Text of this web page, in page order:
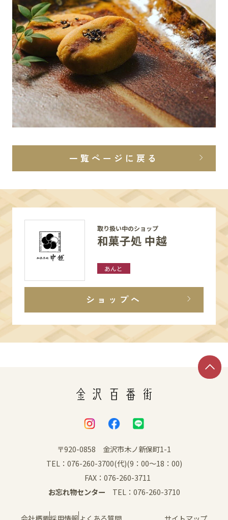
一覧ページに戻る
取り扱い中のショップ
和菓子処 中越
あんと
ショップへ
〒920-0858 金沢市木ノ新保町1-1
TEL：076-260-3700(代)(9：00～18：00)
FAX：076-260-3711
お忘れ物センター TEL：076-260-3710